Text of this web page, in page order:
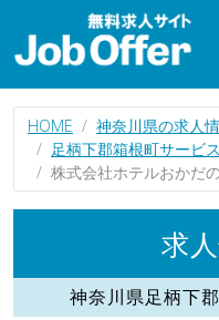
HOME
神奈川県の求人
足柄下郡箱根町サービ
株式会社ホテルおかだ
求
神奈川県足柄下